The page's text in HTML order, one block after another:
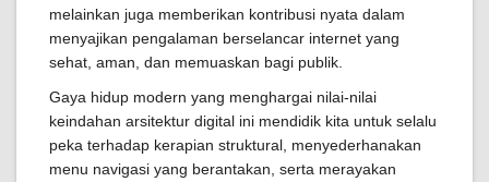
melainkan juga memberikan kontribusi nyata dalam
menyajikan pengalaman berselancar internet yang
sehat, aman, dan memuaskan bagi publik.
Gaya hidup modern yang menghargai nilai-nilai
keindahan arsitektur digital ini mendidik kita untuk selalu
peka terhadap kerapian struktural, menyederhanakan
menu navigasi yang berantakan, serta merayakan